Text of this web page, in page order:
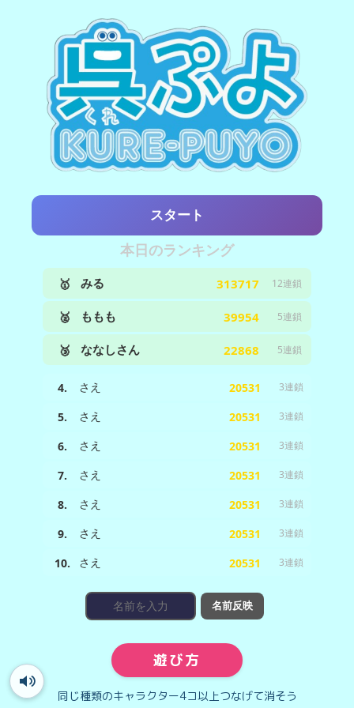
スタート
本日のランキング
🥇 みる 313717 12連鎖
🥈 ももも 39954 5連鎖
🥉 ななしさん 22868 5連鎖
4. さえ 20531 3連鎖
5. さえ 20531 3連鎖
6. さえ 20531 3連鎖
7. さえ 20531 3連鎖
8. さえ 20531 3連鎖
9. さえ 20531 3連鎖
10. さえ 20531 3連鎖
名前反映
遊び方
同じ種類のキャラクター4コ以上つなげて消そう